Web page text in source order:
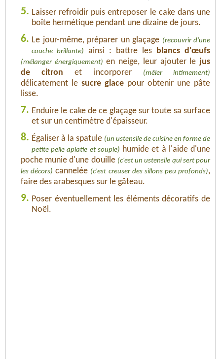
5. Laisser refroidir puis entreposer le cake dans une
boîte hermétique pendant une dizaine de jours.
6. Le jour-même, préparer un glaçage (recouvrir d'une
couche brillante)
ainsi : battre les blancs d'œufs
(mélanger énergiquement) en neige, leur ajouter le jus
de citron et incorporer (mêler intimement)
délicatement le sucre glace pour obtenir une pâte
lisse.
7. Enduire le cake de ce glaçage sur toute sa surface
et sur un centimètre d'épaisseur.
8. Égaliser à la spatule (un ustensile de cuisine en forme de
petite pelle aplatie et souple) humide et à l'aide d'une
poche munie d'une douille (c'est un ustensile qui sert pour
les décors) cannelée (c'est creuser des sillons peu profonds),
faire des arabesques sur le gâteau.
9. Poser éventuellement les éléments décoratifs de
Noël.